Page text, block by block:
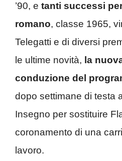
’90, e tanti successi
romano, classe 1965,
Telegatti e di diversi
le ultime novità, la
conduzione del
dopo settimane di testa
Insegno per sostituire
coronamento di una
lavoro.